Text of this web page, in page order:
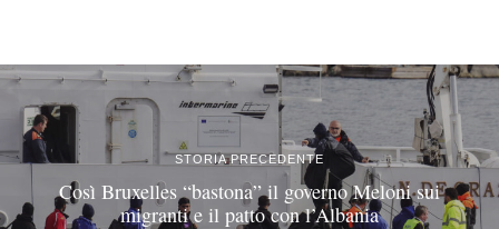
STORIA PRECEDENTE
Così Bruxelles “bastona” il governo Meloni sui
migranti e il patto con l’Albania